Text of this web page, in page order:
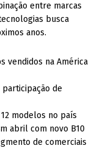
entre marcas
busca
anos.
vendidos na América
de
modelos no país
abril com novo B10
de comerciais